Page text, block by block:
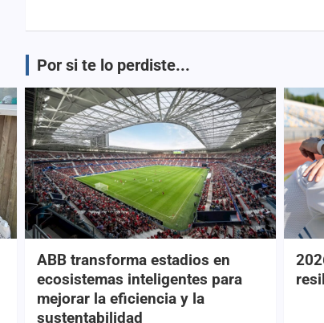
Por si te lo perdiste...
ABB transforma estadios en
ecosistemas inteligentes para
mejorar la eficiencia y la
sustentabilidad